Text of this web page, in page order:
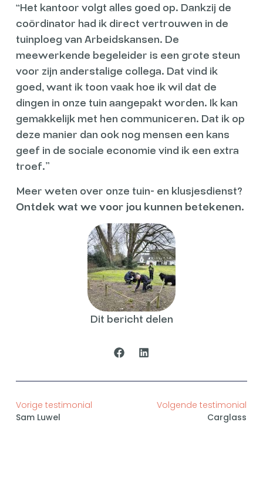
“Het kantoor volgt alles goed op. Dankzij de
coördinator had ik direct vertrouwen in de
tuinploeg van Arbeidskansen. De
meewerkende begeleider is een grote steun
voor zijn anderstalige collega. Dat vind ik
goed, want ik toon vaak hoe ik wil dat de
dingen in onze tuin aangepakt worden. Ik kan
gemakkelijk met hen communiceren. Dat ik op
deze manier dan ook nog mensen een kans
geef in de sociale economie vind ik een extra
troef.”
Meer weten over onze tuin- en klusjesdienst?
Ontdek wat we voor jou kunnen betekenen.
Dit bericht delen
Vorige testimonial
Sam Luwel
Volgende testimonial
Carglass